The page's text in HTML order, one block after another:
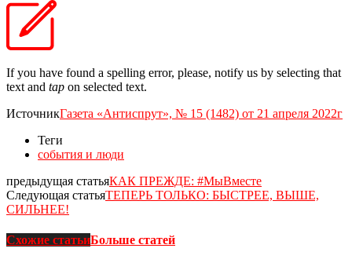
If you have found a spelling error, please, notify us by selecting that
text and tap on selected text.
ИсточникГазета «Антиспрут», № 15 (1482) от 21 апреля 2022г
Теги
события и люди
предыдущая статьяКАК ПРЕЖДЕ: #МыВместе
Следующая статьяТЕПЕРЬ ТОЛЬКО: БЫСТРЕЕ, ВЫШЕ,
СИЛЬНЕЕ!
Схожие статьиБольше статей